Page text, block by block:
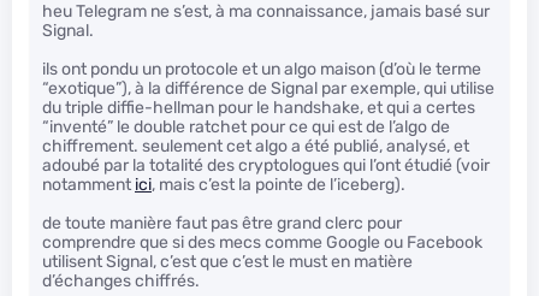
heu Telegram ne s’est, à ma connaissance, jamais basé sur
Signal.
ils ont pondu un protocole et un algo maison (d’où le terme
“exotique”), à la différence de Signal par exemple, qui utilise
du triple diffie-hellman pour le handshake, et qui a certes
“inventé” le double ratchet pour ce qui est de l’algo de
chiffrement. seulement cet algo a été publié, analysé, et
adoubé par la totalité des cryptologues qui l’ont étudié (voir
notamment ici, mais c’est la pointe de l’iceberg).
de toute manière faut pas être grand clerc pour
comprendre que si des mecs comme Google ou Facebook
utilisent Signal, c’est que c’est le must en matière
d’échanges chiffrés.